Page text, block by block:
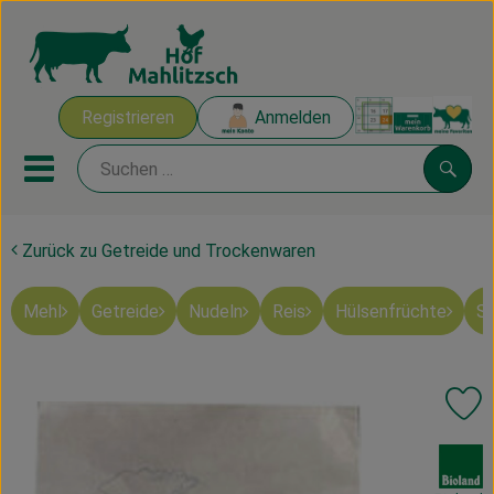
Registrieren Anmelden
Mobiles Menu öffnen oder
Ökokisten
Mahlitzscher Produkte
Zurück zu Getreide und Trockenwaren
Mehl Getreide Nudeln Reis Hülsenfrüchte